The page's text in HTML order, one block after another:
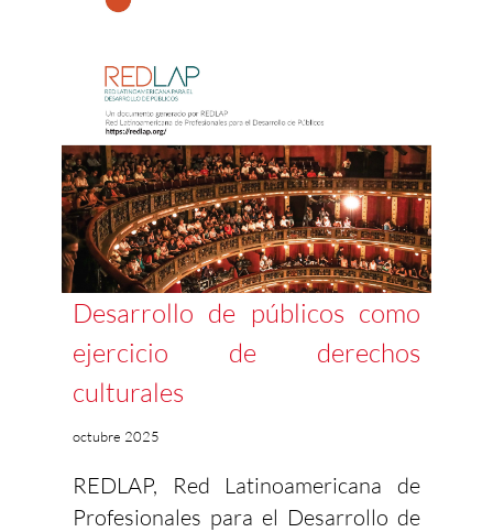
Desarrollo de públicos como
ejercicio de derechos
culturales
octubre 2025
REDLAP, Red Latinoamericana de
Profesionales para el Desarrollo de